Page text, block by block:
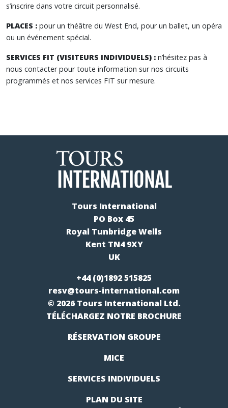
s’inscrire dans votre circuit personnalisé.
PLACES : pour un théâtre du West End, pour un ballet, un opéra
ou un événement spécial.
SERVICES FIT (VISITEURS INDIVIDUELS) : n’hésitez pas à
nous contacter pour toute information sur nos circuits
programmés et nos services FIT sur mesure.
Tours International
PO Box 45
Royal Tunbridge Wells
Kent TN4 9XY
UK
+44 (0)1892 515825
resv@tours-international.com
© 2026 Tours International Ltd.
TÉLÉCHARGEZ NOTRE BROCHURE
RÉSERVATION GROUPE
MICE
SERVICES INDIVIDUELS
PLAN DU SITE